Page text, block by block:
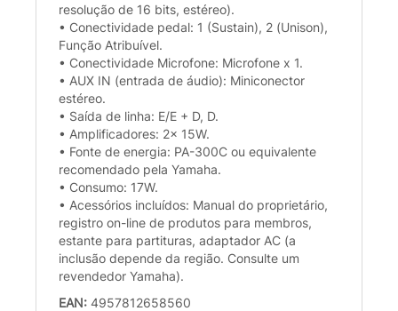
resolução de 16 bits, estéreo).
• Conectividade pedal: 1 (Sustain), 2 (Unison),
Função Atribuível.
• Conectividade Microfone: Microfone x 1.
• AUX IN (entrada de áudio): Miniconector
estéreo.
• Saída de linha: E/E + D, D.
• Amplificadores: 2x 15W.
• Fonte de energia: PA-300C ou equivalente
recomendado pela Yamaha.
• Consumo: 17W.
• Acessórios incluídos: Manual do proprietário,
registro on-line de produtos para membros,
estante para partituras, adaptador AC (a
inclusão depende da região. Consulte um
revendedor Yamaha).
EAN: 4957812658560